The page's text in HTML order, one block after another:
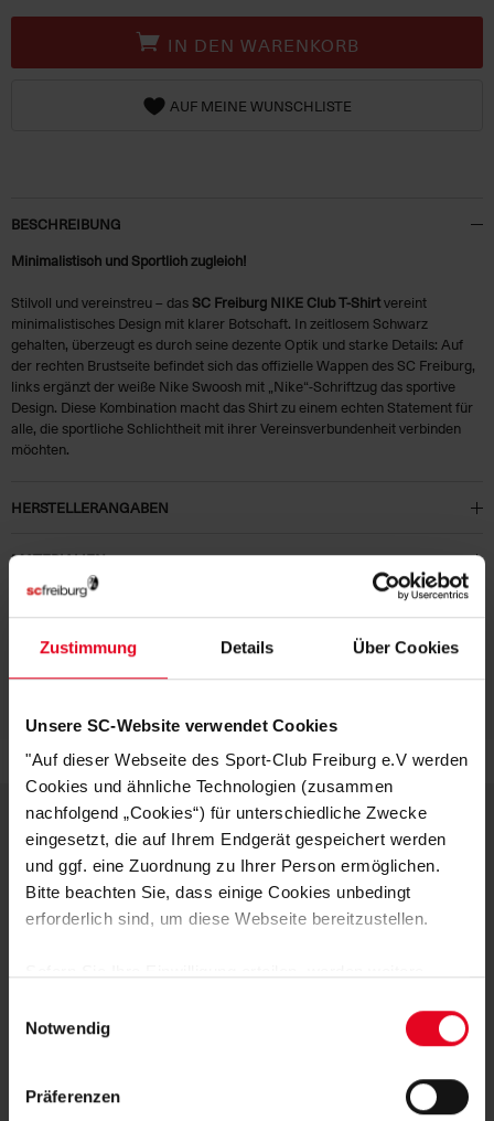
Zustimmung Details Über Cookies
Unsere SC-Website verwendet Cookies
"Auf dieser Webseite des Sport-Club Freiburg e.V werden
Cookies und ähnliche Technologien (zusammen
nachfolgend „Cookies“) für unterschiedliche Zwecke
eingesetzt, die auf Ihrem Endgerät gespeichert werden
und ggf. eine Zuordnung zu Ihrer Person ermöglichen.
Bitte beachten Sie, dass einige Cookies unbedingt
erforderlich sind, um diese Webseite bereitzustellen.
Daten von Ihnen (z.B. persönlichen Identifikatoren oder
IP-Adressen) verarbeitet werden. Durch Klicken auf den
Speicherung aller aufgeführten Cookies und der
Notwendig
Präferenzen
IN DEN WARENKORB
AUF MEINE WUNSCHLISTE
BESCHREIBUNG
Minimalistisch und Sportlich zugleich!
Stilvoll und vereinstreu – das SC Freiburg NIKE Club T-Shirtvereint
minimalistisches Design mit klarer Botschaft. In zeitlosem Schwarz
gehalten, überzeugt es durch seine dezente Optik und starke Details: Auf
der rechten Brustseite befindet sich das offizielle Wappen des SC Freiburg,
links ergänzt der weiße Nike Swoosh mit „Nike“-Schriftzug das sportive
Design. Diese Kombination macht das Shirt zu einem echten Statement für
alle, die sportliche Schlichtheit mit ihrer Vereinsverbundenheit verbinden
möchten.
HERSTELLERANGABEN
MATERIALIEN
DEINE VORTEILE IN UNSEREM
SHOP